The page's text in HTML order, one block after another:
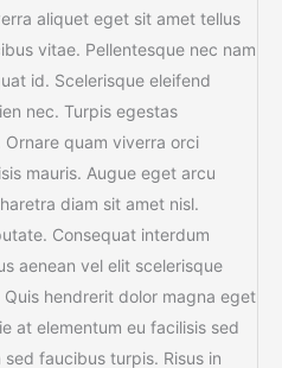
aliquet eget sit amet tellus
vitae. Pellentesque nec nam
id. Scelerisque eleifend
nec. Turpis egestas
quam viverra orci
mauris. Augue eget arcu
diam sit amet nisl.
Consequat interdum
aenean vel elit scelerisque
hendrerit dolor magna eget
at elementum eu facilisis sed
faucibus turpis. Risus in